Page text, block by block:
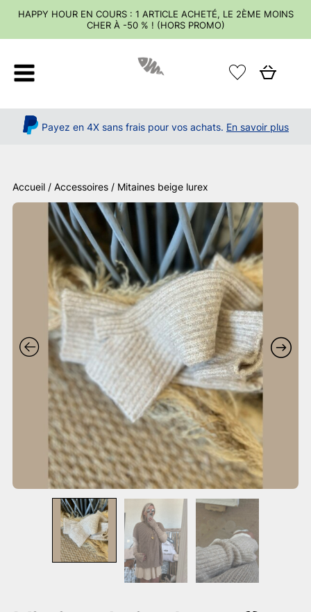
HAPPY HOUR EN COURS : 1 ARTICLE ACHETÉ, LE 2ÈME MOINS
CHER À -50 % ! (HORS PROMO)
Payez en 4X sans frais pour vos achats. En savoir plus
Accueil / Accessoires / Mitaines beige lurex